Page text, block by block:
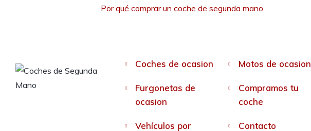
Por qué comprar un coche de segunda mano
Coches de ocasion Motos de ocasion
Furgonetas de
ocasion
Compramos tu
coche
Vehículos por
Contacto